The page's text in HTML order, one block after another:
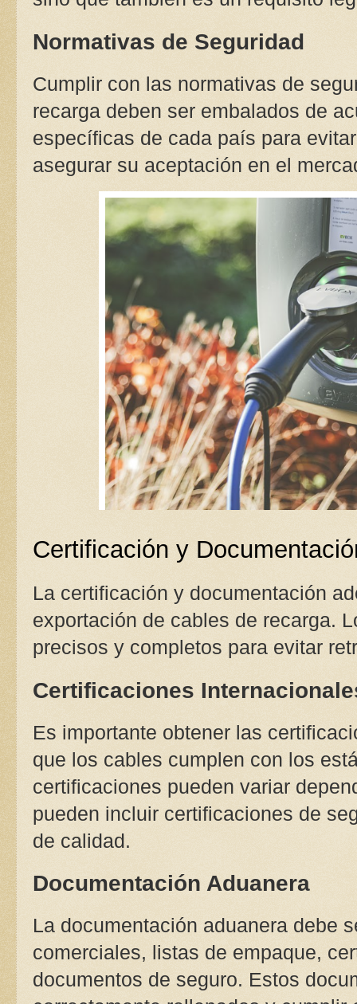
Normativas de Seguridad
Cumplir con las normativas de
recarga deben ser embalados de
específicas de cada país para
asegurar su aceptación en el
Certificación y
La certificación y documentación
exportación de cables de recarga.
precisos y completos para evitar
Certificaciones
Es importante obtener las
que los cables cumplen con los
certificaciones pueden variar
pueden incluir certificaciones de
de calidad.
Documentación Aduanera
La documentación aduanera debe
comerciales, listas de empaque,
documentos de seguro. Estos